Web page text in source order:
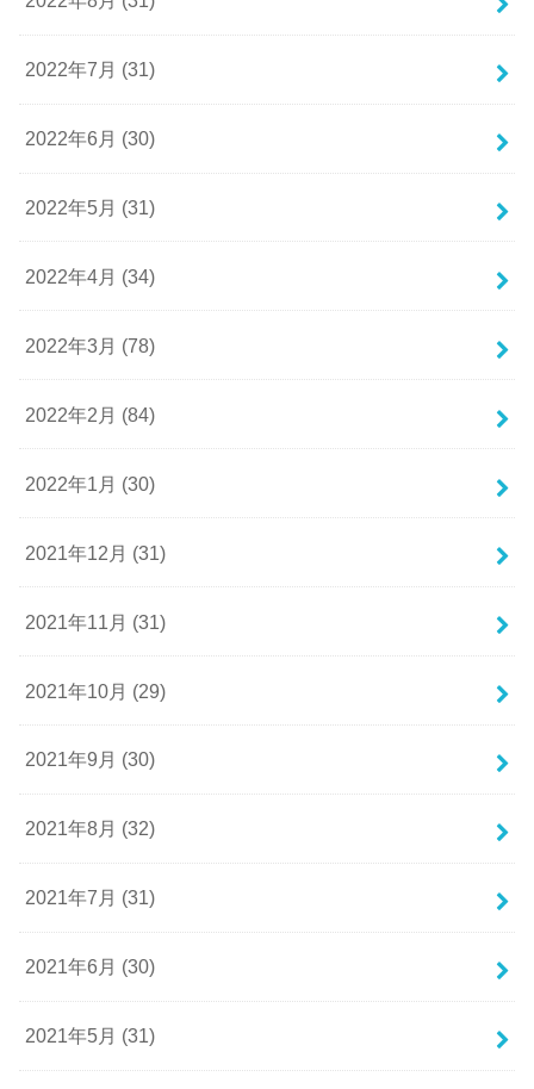
2022年7月 (31)
2022年6月 (30)
2022年5月 (31)
2022年4月 (34)
2022年3月 (78)
2022年2月 (84)
2022年1月 (30)
2021年12月 (31)
2021年11月 (31)
2021年10月 (29)
2021年9月 (30)
2021年8月 (32)
2021年7月 (31)
2021年6月 (30)
2021年5月 (31)